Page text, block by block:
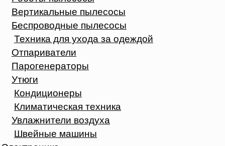
Вертикальные пылесосы
Беспроводные пылесосы
Техника для ухода за одеждой
Отпариватели
Парогенераторы
Утюги
Кондиционеры
Климатическая техника
Увлажнители воздуха
Швейные машины